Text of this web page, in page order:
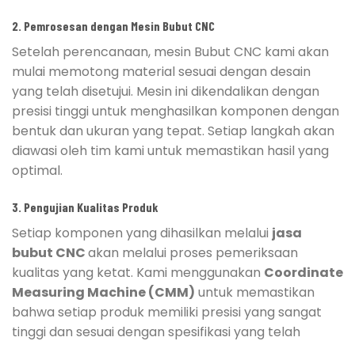
2. Pemrosesan dengan Mesin Bubut CNC
Setelah perencanaan, mesin Bubut CNC kami akan
mulai memotong material sesuai dengan desain
yang telah disetujui. Mesin ini dikendalikan dengan
presisi tinggi untuk menghasilkan komponen dengan
bentuk dan ukuran yang tepat. Setiap langkah akan
diawasi oleh tim kami untuk memastikan hasil yang
optimal.
3. Pengujian Kualitas Produk
Setiap komponen yang dihasilkan melalui jasa
bubut CNCakan melalui proses pemeriksaan
kualitas yang ketat. Kami menggunakan Coordinate
Measuring Machine (CMM) untuk memastikan
bahwa setiap produk memiliki presisi yang sangat
tinggi dan sesuai dengan spesifikasi yang telah